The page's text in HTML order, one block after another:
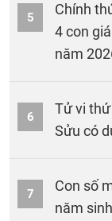
5
Chính
4 con
năm
6
Tử vi
Sửu có
7
Con số
năm